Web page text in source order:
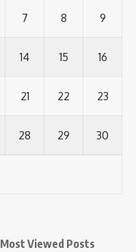
7 8 9
14 15 16
21 22 23
28 29 30
Most Viewed Posts